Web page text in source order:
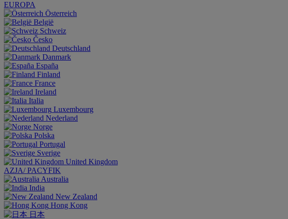
EUROPA
Österreich
België
Schweiz
Česko
Deutschland
Danmark
España
Finland
France
Ireland
Italia
Luxembourg
Nederland
Norge
Polska
Portugal
Sverige
United Kingdom
AZJA/ PACYFIK
Australia
India
New Zealand
Hong Kong
日本